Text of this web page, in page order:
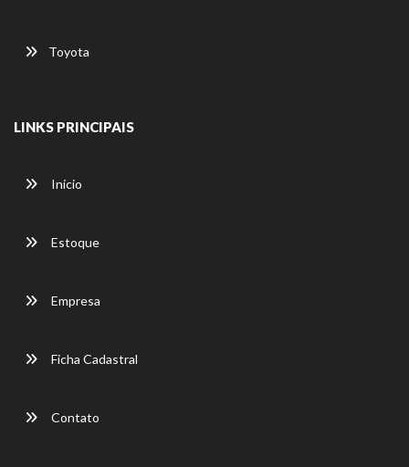
Toyota
LINKS PRINCIPAIS
Início
Estoque
Empresa
Ficha Cadastral
Contato